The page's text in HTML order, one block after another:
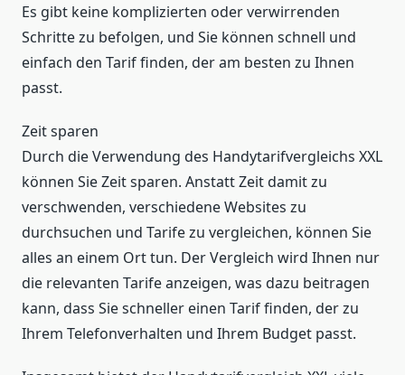
Es gibt keine komplizierten oder verwirrenden
Schritte zu befolgen, und Sie können schnell und
einfach den Tarif finden, der am besten zu Ihnen
passt.
Zeit sparen
Durch die Verwendung des Handytarifvergleichs XXL
können Sie Zeit sparen. Anstatt Zeit damit zu
verschwenden, verschiedene Websites zu
durchsuchen und Tarife zu vergleichen, können Sie
alles an einem Ort tun. Der Vergleich wird Ihnen nur
die relevanten Tarife anzeigen, was dazu beitragen
kann, dass Sie schneller einen Tarif finden, der zu
Ihrem Telefonverhalten und Ihrem Budget passt.